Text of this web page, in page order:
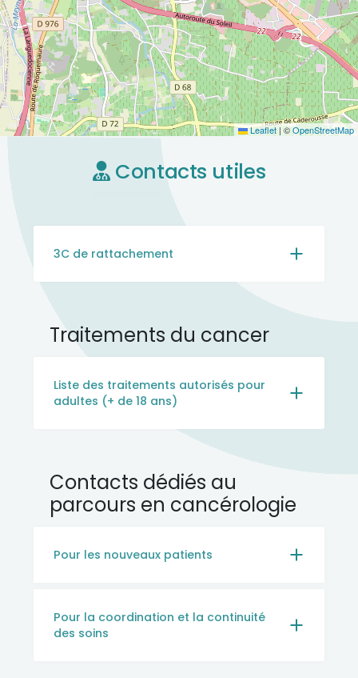
Leaflet |©OpenStreetMap
Contacts utiles
3C de rattachement
Traitements du cancer
Liste des traitements autorisés pour
adultes (+ de 18 ans)
Contacts dédiés au
parcours en cancérologie
Pour les nouveaux patients
Pour la coordination et la continuité
des soins